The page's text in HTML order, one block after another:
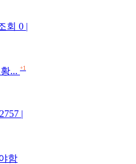
회 0 |
... +1
2757 |
함